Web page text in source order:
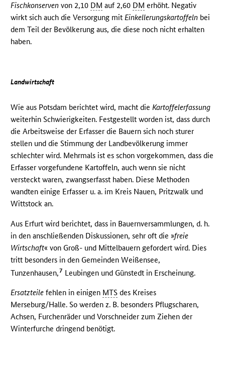
Fischkonserven von 2,10 DM auf 2,60 DM erhöht. Negativ
wirkt sich auch die Versorgung mitEinkellerungskartoffeln bei
dem Teil der Bevölkerung aus, die diese noch nicht erhalten
haben.
Landwirtschaft
Wie aus Potsdam berichtet wird, macht die Kartoffelerfassung
weiterhin Schwierigkeiten. Festgestellt worden ist, dass durch
die Arbeitsweise der Erfasser die Bauern sich noch sturer
stellen und die Stimmung der Landbevölkerung immer
schlechter wird. Mehrmals ist es schon vorgekommen, dass die
Erfasser vorgefundene Kartoffeln, auch wenn sie nicht
versteckt waren, zwangserfasst haben. Diese Methoden
wandten einige Erfasser u. a. im Kreis Nauen, Pritzwalk und
Wittstock an.
Aus Erfurt wird berichtet, dass in Bauernversammlungen, d. h.
in den anschließenden Diskussionen, sehr oft die »freie
Wirtschaft« von Groß- und Mittelbauern gefordert wird. Dies
tritt besonders in den Gemeinden Weißensee,
Tunzenhausen,7 Leubingen und Günstedt in Erscheinung.
Ersatzteile fehlen in einigen MTS des Kreises
Merseburg/Halle. So werden z. B. besonders Pflugscharen,
Achsen, Furchenräder und Vorschneider zum Ziehen der
Winterfurche dringend benötigt.